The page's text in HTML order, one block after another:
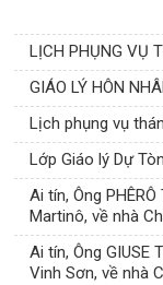
LỊCH PHỤNG VỤ
GIÁO LÝ HÔN
Lịch phụng vụ
Lớp Giáo lý Dự
Ai tín, Ông
Martinô, về nhà
Ai tín, Ông GIUSE
Vinh Sơn, về nhà